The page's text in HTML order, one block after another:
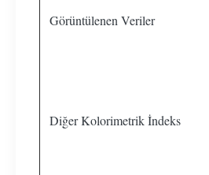
Görüntülenen Veriler
Diğer Kolorimetrik İndeks